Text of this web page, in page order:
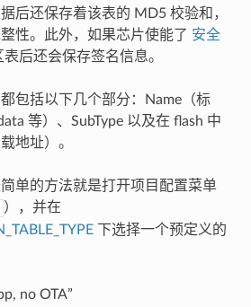
后还保存着该表的 MD5 校验和，
性。此外，如果芯片使能了 安全
后还会保存签名信息。
包括以下几个部分：Name（标
等）、SubType 以及在 flash 中
地址）。
单的方法就是打开项目配置菜单
），并在
下选择一个预定义的
no OTA”